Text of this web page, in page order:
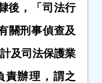
後，「司法行
關刑事偵查及
及司法保護業
責辦理，謂之